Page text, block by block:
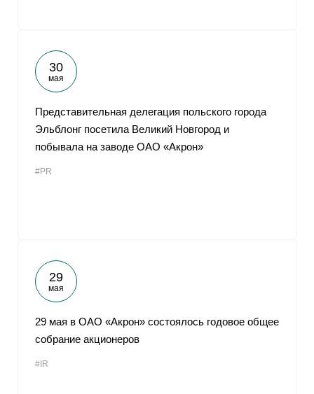
30
мая
Представительная делегация польского города
Эльблонг посетила Великий Новгород и
побывала на заводе ОАО «Акрон»
#PR
29
мая
29 мая в ОАО «Акрон» состоялось годовое общее
собрание акционеров
#IR